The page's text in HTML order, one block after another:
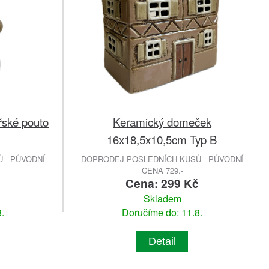
pouto
- PŮVODNÍ
Keramický domeček
16x18,5x10,5cm Typ B
DOPRODEJ POSLEDNÍCH KUSŮ - PŮVODNÍ
CENA 729.-
Cena: 299 Kč
Skladem
Doručíme do: 11.8.
Detail